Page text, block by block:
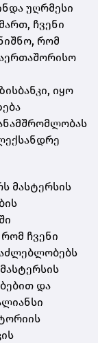
უღრმესი
ჩვენი
რომ
იყო
მასტერსის
ჩვენი
და